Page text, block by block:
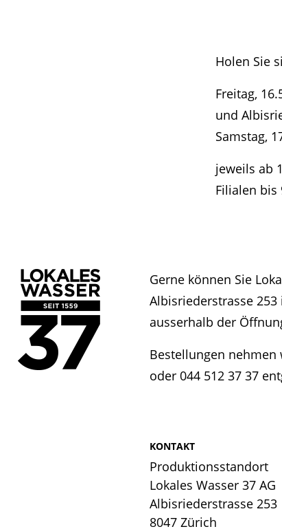
Holen Sie
Freitag,
und
Samstag,
jeweils ab
Filialen bis
Gerne können Sie
Albisriederstrasse
ausserhalb der
Bestellungen nehmen
oder 044 512 37 37
KONTAKT
Produktionsstandort
Lokales Wasser 37 AG
Albisriederstrasse 253
8047 Zürich